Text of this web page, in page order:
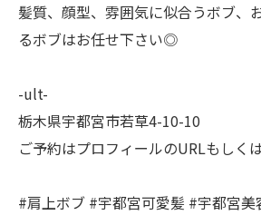
髪質、顔型、雰囲気に似合うボブ、
るボブはお任せ下さい◎
-ult-
栃木県宇都宮市若草4-10-10
ご予約はプロフィールのURLもしく
#肩上ボブ #宇都宮可愛髪 #宇都宮